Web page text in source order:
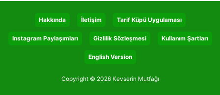
Hakkında İletişim Tarif Küpü Uygulaması
Instagram Paylaşımları Gizlilik Sözleşmesi Kullanım Şartları
English Version
Copyright © 2026 Kevserin Mutfağı